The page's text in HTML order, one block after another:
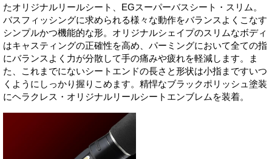
たオリジナルリールシート、EGスーパーバスシート・スリム。
バスフィッシングに求められる様々な動作をバランスよくこなす
シンプルかつ機能的な形。オリジナルシェイプのスリムなボディ
はキャスティングの正確性を高め、パーミングにおいて全ての指
にバランスよく力が分散して手の痛みや疲れを軽減します。ま
た、これまでにないシートエンドの長さと形状は小指まですいつ
くようにしっかり握りこめます。精悍なブラックポリッシュ塗装
にヘラクレス・オリジナルリールシートエンブレムを装着。